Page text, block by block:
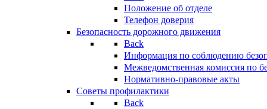
Положение об отделе
Телефон доверия
Безопасность дорожного движения
Back
Информация по соблюдению
Межведомственная комиссия по
Нормативно-правовые акты
Советы профилактики
Back